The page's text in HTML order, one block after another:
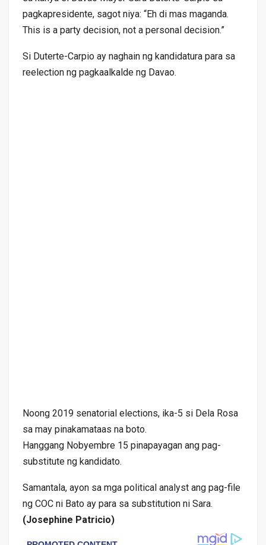
pagkapresidente, sagot niya: “Eh di mas maganda.
This is a party decision, not a personal decision.”
Si Duterte-Carpio ay naghain ng kandidatura para sa
reelection ng pagkaalkalde ng Davao.
Noong 2019 senatorial elections, ika-5 si Dela Rosa
sa may pinakamataas na boto.
Hanggang Nobyembre 15 pinapayagan ang pag-
substitute ng kandidato.
Samantala, ayon sa mga political analyst ang pag-file
ng COC ni Bato ay para sa substitution ni Sara.
(Josephine Patricio)